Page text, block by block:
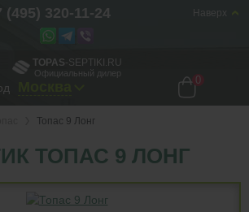
TOPAS-SEPTIKI.RU
Официальный дилер
0
Топас 9 Лонг
ТОПАС 9 ЛОНГ
Наверх
(495) 320-11-24